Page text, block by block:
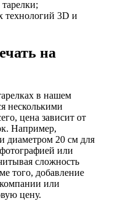
технологий 3D и
на
в нашем
несколькими
цена зависит от
Например,
диаметром 20 см для
или
сложность
того, добавление
или
цену.